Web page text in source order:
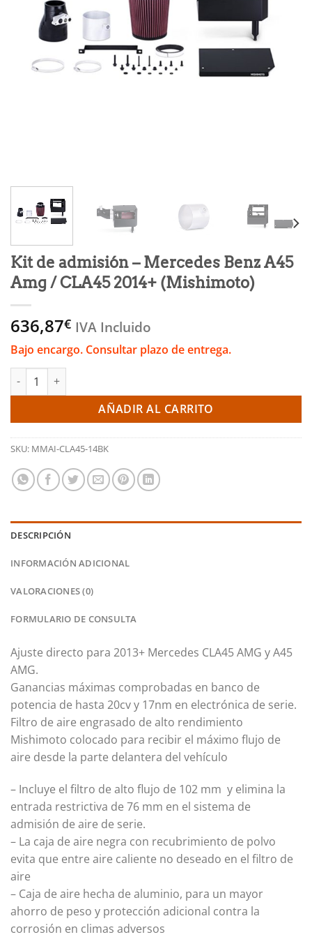
Kit de admisión – Mercedes Benz A45
Amg / CLA45 2014+ (Mishimoto)
636,87€ IVA Incluido
Bajo encargo. Consultar plazo de entrega.
Kit de admisión - Mercedes Benz A45 Amg / CLA45 2014+
AÑADIR AL CARRITO
SKU: MMAI-CLA45-14BK
DESCRIPCIÓN
INFORMACIÓN ADICIONAL
VALORACIONES (0)
FORMULARIO DE CONSULTA
Ajuste directo para 2013+ Mercedes CLA45 AMG y A45
AMG.
Ganancias máximas comprobadas en banco de
potencia de hasta 20cv y 17nm en electrónica de serie.
Filtro de aire engrasado de alto rendimiento
Mishimoto colocado para recibir el máximo flujo de
aire desde la parte delantera del vehículo
– Incluye el filtro de alto flujo de 102 mm y elimina la
entrada restrictiva de 76 mm en el sistema de
admisión de aire de serie.
– La caja de aire negra con recubrimiento de polvo
evita que entre aire caliente no deseado en el filtro de
aire
– Caja de aire hecha de aluminio, para un mayor
ahorro de peso y protección adicional contra la
corrosión en climas adversos